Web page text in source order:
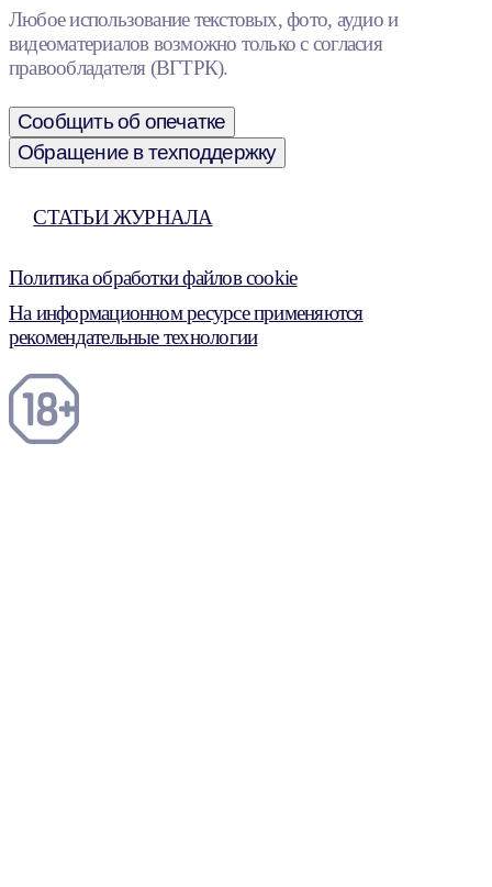
Любое использование текстовых, фото, аудио и
видеоматериалов возможно только с согласия
правообладателя (ВГТРК).
Сообщить об опечатке
Обращение в техподдержку
СТАТЬИ ЖУРНАЛА
Политика обработки файлов cookie
На информационном ресурсе применяются
рекомендательные технологии